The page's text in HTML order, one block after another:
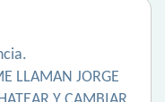
LLAMAN JORGE